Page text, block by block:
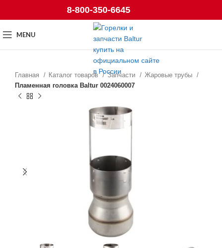
8-800-350-6645
MENU
Главная Каталог товаров Запчасти
Жаровые трубы
Пламенная головка Baltur 0024060007